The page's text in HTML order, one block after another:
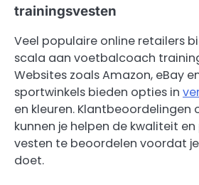
trainingsvesten
Veel populaire online retailers
scala aan voetbalcoach
Websites zoals Amazon, eBay
sportwinkels bieden opties in
en kleuren.
kunnen je helpen de kwaliteit
vesten te beoordelen voordat
doet.